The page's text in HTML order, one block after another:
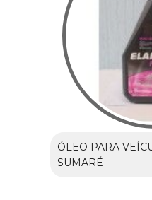
ÓLEO PARA
SUMARÉ